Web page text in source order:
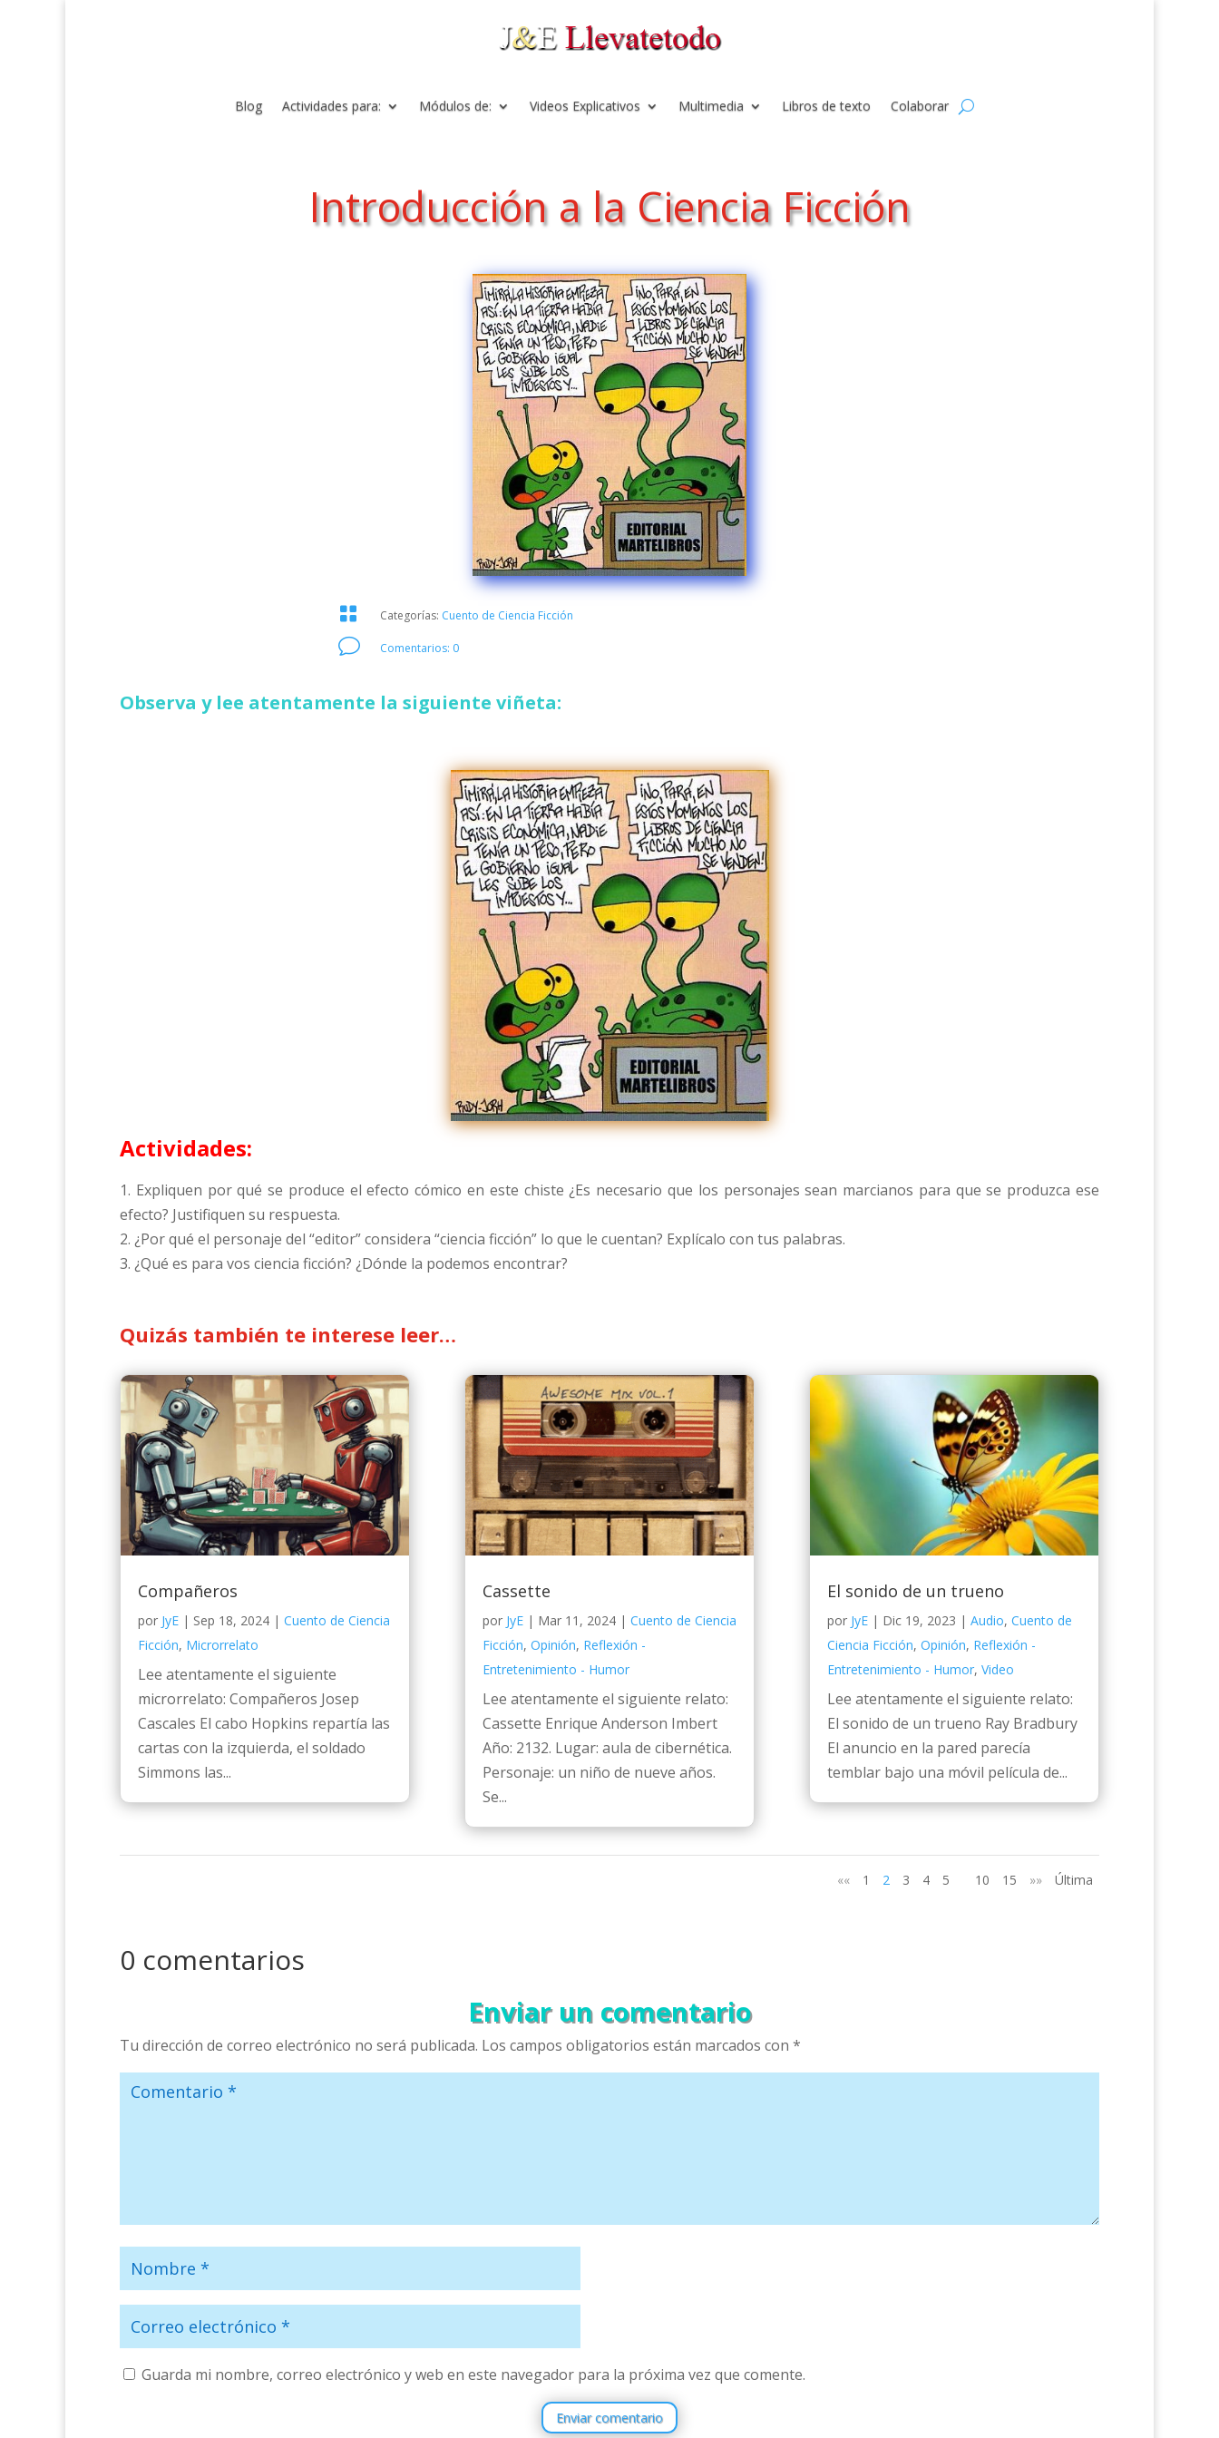
Blog Actividades para: Módulos de: Videos Explicativos Multimedia Libros de texto Colaborar
Introducción a la Ciencia Ficción
 Categorías: Cuento de Ciencia Ficción
v Comentarios: 0
Observa y lee atentamente la siguiente viñeta:
Actividades:
1. Expliquen por qué se produce el efecto cómico en este chiste ¿Es necesario que los personajes sean marcianos para que se produzca ese
efecto? Justifiquen su respuesta.
2. ¿Por qué el personaje del “editor” considera “ciencia ficción” lo que le cuentan? Explícalo con tus palabras.
3. ¿Qué es para vos ciencia ficción? ¿Dónde la podemos encontrar?
Quizás también te interese leer…
Compañeros
por JyE | Sep 18, 2024 | Cuento de Ciencia
Ficción, Microrrelato
Lee atentamente el siguiente
microrrelato: Compañeros Josep
Cascales El cabo Hopkins repartía las
cartas con la izquierda, el soldado
Simmons las...
Cassette
por JyE| Mar 11, 2024| Cuento de Ciencia
Ficción, Opinión, Reflexión -
Entretenimiento - Humor
Lee atentamente el siguiente relato:
Cassette Enrique Anderson Imbert
Año: 2132. Lugar: aula de cibernética.
Personaje: un niño de nueve años.
Se...
El sonido de un trueno
por JyE| Dic 19, 2023 | Audio, Cuento de
Ciencia Ficción, Opinión, Reflexión -
Entretenimiento - Humor, Video
Lee atentamente el siguiente relato:
El sonido de un trueno Ray Bradbury
El anuncio en la pared parecía
temblar bajo una móvil película de...
«« 1 2 3 4 5 10 15 »» Última
0 comentarios
Enviar un comentario
Tu dirección de correo electrónico no será publicada. Los campos obligatorios están marcados con *
Guarda mi nombre, correo electrónico y web en este navegador para la próxima vez que comente.
Enviar comentario